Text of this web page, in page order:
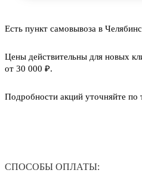
Есть пункт самовывоза в
Цены действительны для новых
от 30 000 ₽.
Подробности акций уточняйте по
СПОСОБЫ ОПЛАТЫ: